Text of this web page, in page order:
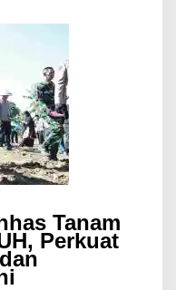
Tanam
Perkuat